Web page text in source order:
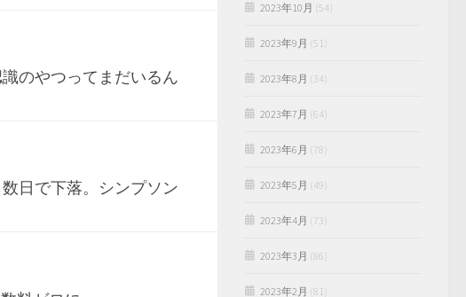
のやつってまだいるん
日で下落。シンプソン
2023年10月 (54)
2023年9月 (51)
2023年8月 (34)
2023年7月 (64)
2023年6月 (78)
2023年5月 (49)
2023年4月 (73)
2023年3月 (86)
2023年2月 (81)